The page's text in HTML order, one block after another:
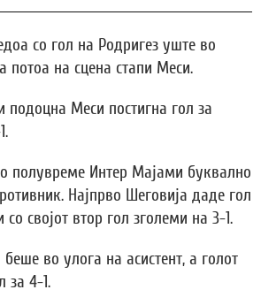
со гол на Родригез уште во
потоа на сцена стапи Меси.
Меси постигна гол за
полувреме Интер Мајами буквално
Најпрво Шеговија даде гол
својот втор гол зголеми на 3-1.
во улога на асистент, а голот
за 4-1.